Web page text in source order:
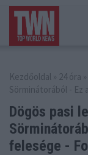
Kezdőoldal » 24 óra
Sörminátorából - Ez
Dögös pasi
felesége -